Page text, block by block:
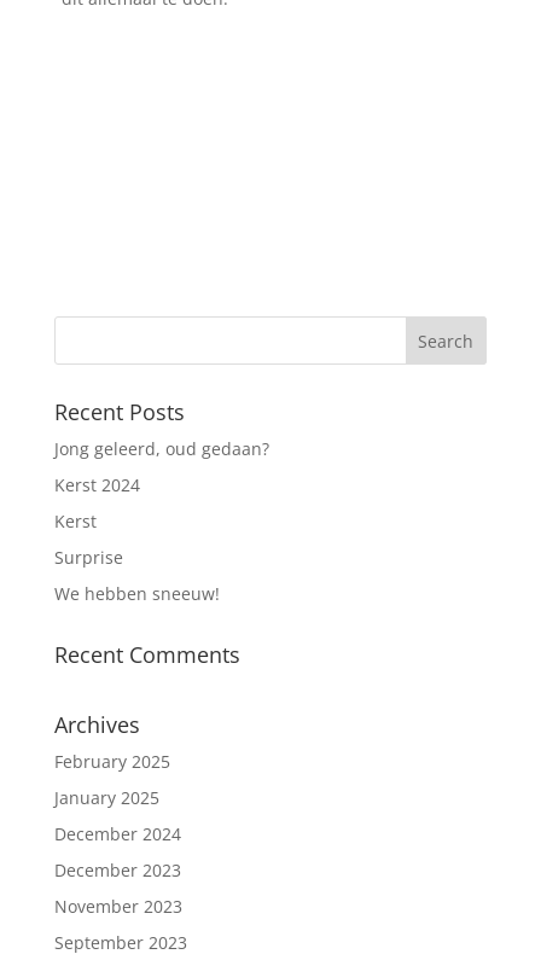
Recent Posts
Jong geleerd, oud gedaan?
Kerst 2024
Kerst
Surprise
We hebben sneeuw!
Recent Comments
Archives
February 2025
January 2025
December 2024
December 2023
November 2023
September 2023